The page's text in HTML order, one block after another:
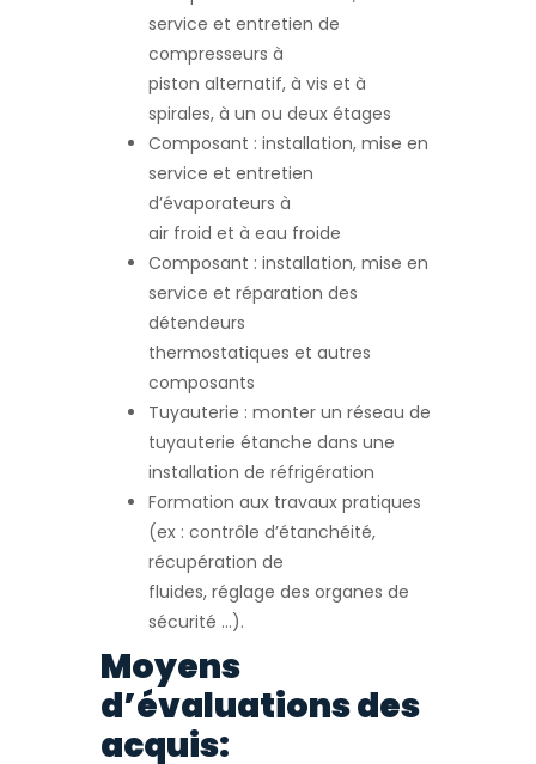
service et entretien de
compresseurs à
piston alternatif, à vis et à
spirales, à un ou deux étages
Composant : installation, mise en
service et entretien
d’évaporateurs à
air froid et à eau froide
Composant : installation, mise en
service et réparation des
détendeurs
thermostatiques et autres
composants
Tuyauterie : monter un réseau de
tuyauterie étanche dans une
installation de réfrigération
Formation aux travaux pratiques
(ex : contrôle d’étanchéité,
récupération de
fluides, réglage des organes de
sécurité …).
Moyens
d’évaluations des
acquis: